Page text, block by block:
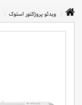
ویدئو پروژکتور استوک